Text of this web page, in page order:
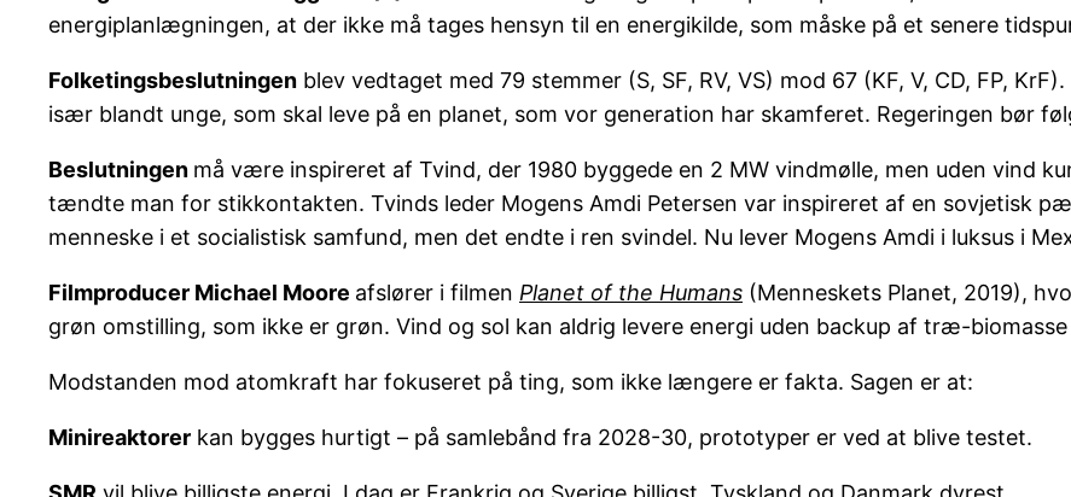
energiplanlægningen, at der ikke må tages hensyn til en energikilde, som måske på et senere
Folketingsbeslutningen blev vedtaget med 79 stemmer (S, SF, RV, VS) mod 67 (KF, V, CD, FP,
især blandt unge, som skal leve på en planet, som vor generation har skamferet. Regeringen bør
Beslutningen må være inspireret af Tvind, der 1980 byggede en 2 MW vindmølle, men uden vind
tændte man for stikkontakten. Tvinds leder Mogens Amdi Petersen var inspireret af en sovjetisk
menneske i et socialistisk samfund, men det endte i ren svindel. Nu lever Mogens Amdi i luksus i
Filmproducer Michael Moore afslører i filmen Planet of the Humans (Menneskets Planet, 2019),
grøn omstilling, som ikke er grøn. Vind og sol kan aldrig levere energi uden backup af træ-
Modstanden mod atomkraft har fokuseret på ting, som ikke længere er fakta. Sagen er at:
Minireaktorer kan bygges hurtigt – på samlebånd fra 2028-30, prototyper er ved at blive testet.